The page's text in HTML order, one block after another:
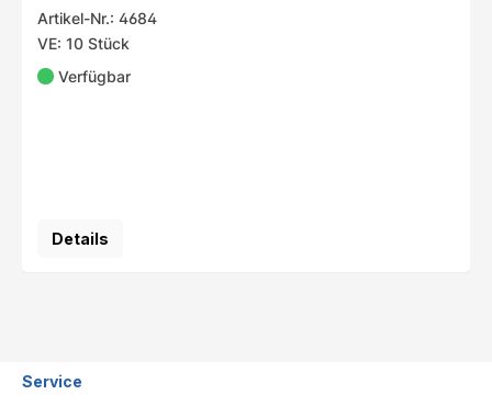
Artikel-Nr.: 4684
VE: 10 Stück
Verfügbar
Details
Service